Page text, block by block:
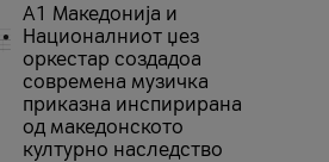
А1 Македонија и
Националниот џез
оркестар создадоа
современа музичка
приказна инспирирана
од македонското
културно наследство